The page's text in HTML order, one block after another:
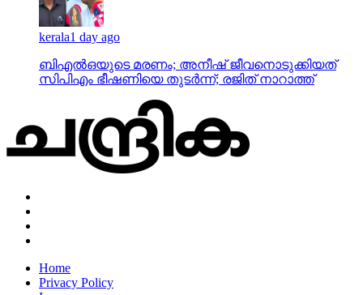
kerala1 day ago
ബിഎല്‍ഒയുടെ മരണം; അനീഷ് ജീവനൊടുക്കിയത്
സിപിഎം ഭീഷണിയെ തുടര്‍ന്ന്; രജിത് നാറാത്ത്
Home
Privacy Policy